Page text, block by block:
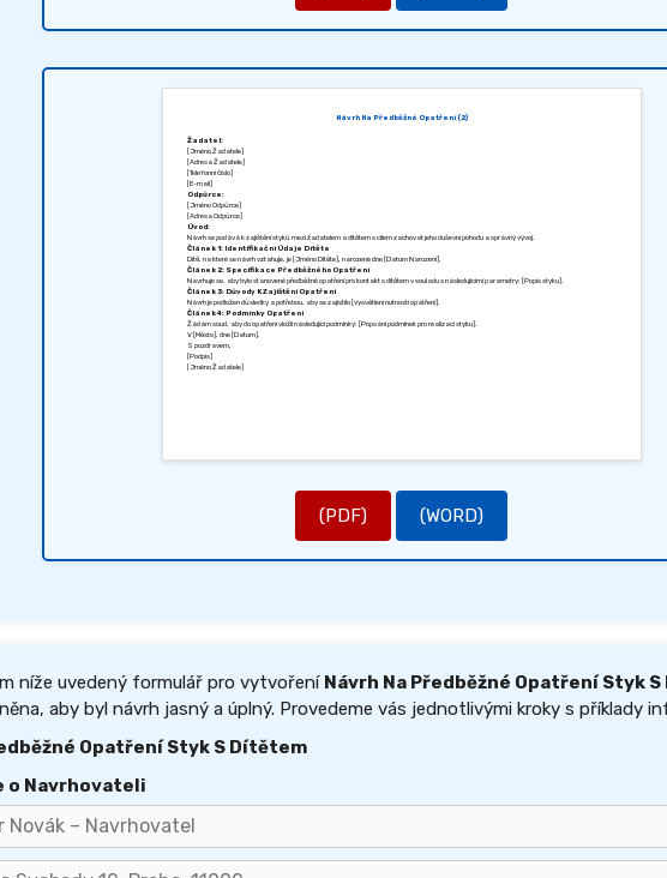
Návrh Na Předběžné Opatření (2)
Žadatel:
[Jméno Žadatele]
[Adresa Žadatele]
[Telefonní číslo]
[E-mail]
Odpůrce:
[Jméno Odpůrce]
[Adresa Odpůrce]
Úvod:
Návrh se podává k zajištění styků mezi žadatelem a dítětem s cílem zachovat jeho duševní pohodu a správný vývoj.
Článek 1: Identifikační Údaje Dítěte
Dítě, na které se návrh vztahuje, je [Jméno Dítěte], narozené dne [Datum Narození].
Článek 2: Specifikace Předběžného Opatření
Navrhuje se, aby bylo stanovené předběžné opatření pro kontakt s dítětem v souladu s následujícími parametry: [Popis styku].
Článek 3: Důvody K Zajištění Opatření
Návrh je podložen důsledky a potřebou, aby se zajistilo [vysvětlení nutnosti opatření].
Článek 4: Podmínky Opatření
Žádám soud, aby do opatření vložil následující podmínky: [Popsání podmínek pro realizaci styku].
V [Město], dne [Datum].
S pozdravem,
[Podpis]
[Jméno Žadatele]
(PDF) (WORD)
níže uvedený formulář pro vytvoření Návrh Na Předběžné Opatření Styk
aby byl návrh jasný a úplný. Provedeme vás jednotlivými kroky s příklady
Opatření Styk S Dítětem
o Navrhovateli